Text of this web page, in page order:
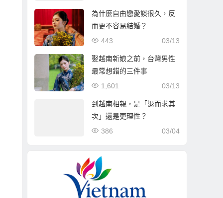
為什麼自由戀愛談很久，反
而更不容易結婚？
03/13
443
娶越南新娘之前，台灣男性
最常想錯的三件事
03/13
1,601
到越南相親，是「退而求其
次」還是更理性？
03/04
386